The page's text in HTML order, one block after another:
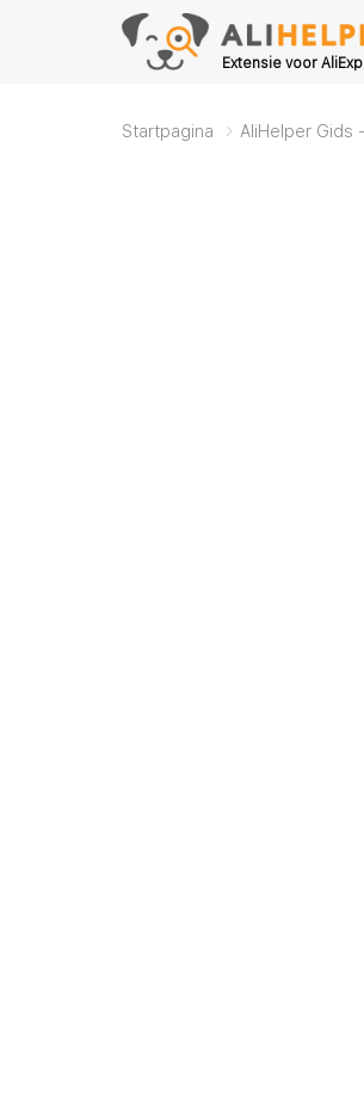
Extensie voor
Startpagina AliHelper Gids